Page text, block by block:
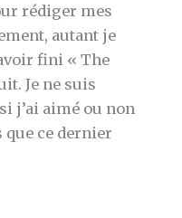
rédiger mes
autant je
fini « The
Je ne suis
j’ai aimé ou non
que ce dernier